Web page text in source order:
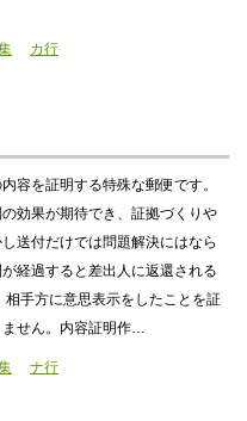
カ行
容を証明する特殊な郵便です。
効果が期待でき、証拠づくりや
送付だけでは問題解決にはなら
経過すると差出人に返還される
手方に意思表示をしたことを証
ません。内容証明作…
ナ行